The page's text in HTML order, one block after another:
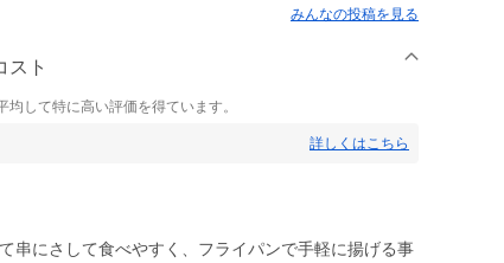
みんなの投稿を見る
スト
して特に高い評価を得ています。
詳しくはこちら
串にさして食べやすく、フライパンで手軽に揚げる事